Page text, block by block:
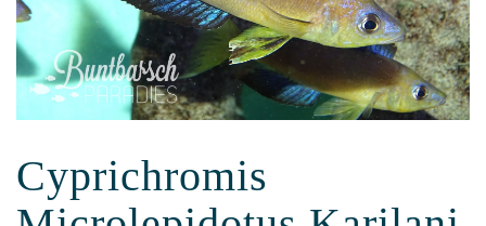
Cyprichromis